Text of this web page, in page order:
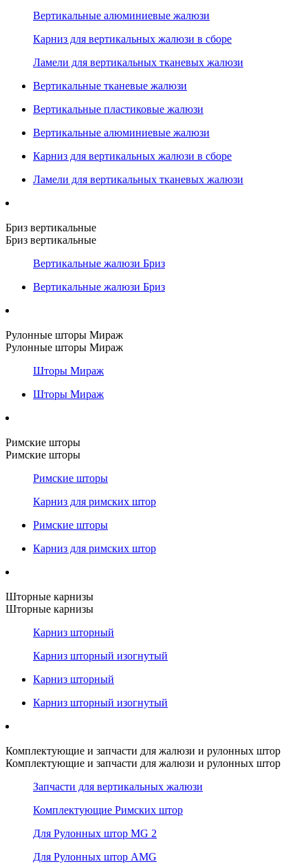
Вертикальные алюминиевые жалюзи
Карниз для вертикальных жалюзи в сборе
Ламели для вертикальных тканевых жалюзи
Вертикальные тканевые жалюзи
Вертикальные пластиковые жалюзи
Вертикальные алюминиевые жалюзи
Карниз для вертикальных жалюзи в сборе
Ламели для вертикальных тканевых жалюзи
Бриз вертикальные
Бриз вертикальные
Вертикальные жалюзи Бриз
Вертикальные жалюзи Бриз
Рулонные шторы Мираж
Рулонные шторы Мираж
Шторы Мираж
Шторы Мираж
Римские шторы
Римские шторы
Римские шторы
Карниз для римских штор
Римские шторы
Карниз для римских штор
Шторные карнизы
Шторные карнизы
Карниз шторный
Карниз шторный изогнутый
Карниз шторный
Карниз шторный изогнутый
Комплектующие и запчасти для жалюзи и рулонных штор
Комплектующие и запчасти для жалюзи и рулонных штор
Запчасти для вертикальных жалюзи
Комплектующие Римских штор
Для Рулонных штор MG 2
Для Рулонных штор AMG